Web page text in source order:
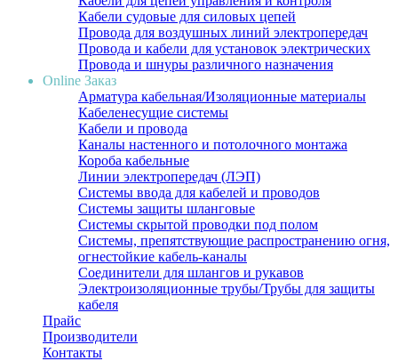
Кабели судовые для силовых цепей
Провода для воздушных линий электропередач
Провода и кабели для установок электрических
Провода и шнуры различного назначения
Online Заказ
Арматура кабельная/Изоляционные материалы
Кабеленесущие системы
Кабели и провода
Каналы настенного и потолочного монтажа
Короба кабельные
Линии электропередач (ЛЭП)
Системы ввода для кабелей и проводов
Системы защиты шланговые
Системы скрытой проводки под полом
Системы, препятствующие распространению огня,
огнестойкие кабель-каналы
Соединители для шлангов и рукавов
Электроизоляционные трубы/Трубы для защиты
кабеля
Прайс
Производители
Контакты